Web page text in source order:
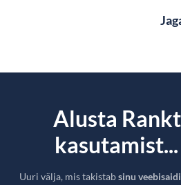
Alusta
Uuri välja, mis takistabsinu veebisaidi